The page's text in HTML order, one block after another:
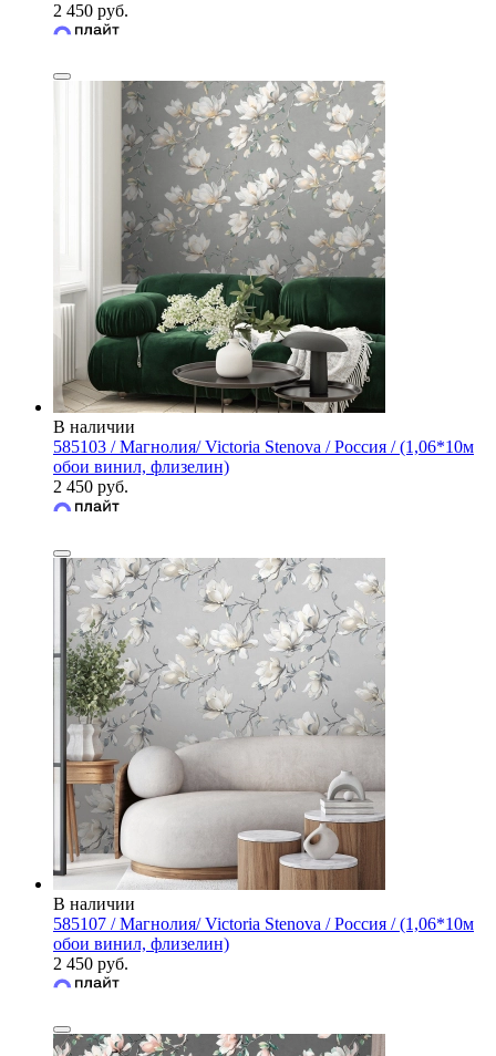
2 450 руб.
В наличии
585103 / Магнолия/ Victoria Stenova / Россия / (1,06*10м
обои винил, флизелин)
2 450 руб.
В наличии
585107 / Магнолия/ Victoria Stenova / Россия / (1,06*10м
обои винил, флизелин)
2 450 руб.